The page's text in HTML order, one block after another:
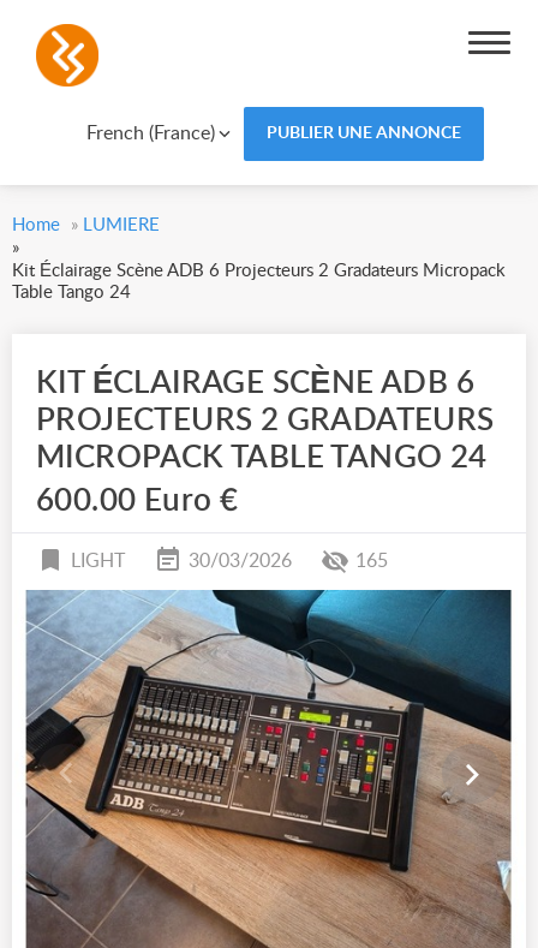
French (France) PUBLIER UNE ANNONCE
Home » LUMIERE
»
Kit Éclairage Scène ADB 6 Projecteurs 2 Gradateurs Micropack
Table Tango 24
KIT ÉCLAIRAGE SCÈNE ADB 6
PROJECTEURS 2 GRADATEURS
MICROPACK TABLE TANGO 24
600.00 Euro €
LIGHT 30/03/2026 165